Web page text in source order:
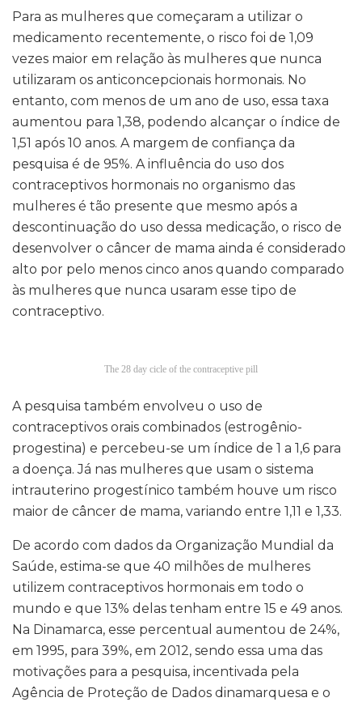
Para as mulheres que começaram a utilizar o
medicamento recentemente, o risco foi de 1,09
vezes maior em relação às mulheres que nunca
utilizaram os anticoncepcionais hormonais. No
entanto, com menos de um ano de uso, essa taxa
aumentou para 1,38, podendo alcançar o índice de
1,51 após 10 anos. A margem de confiança da
pesquisa é de 95%. A influência do uso dos
contraceptivos hormonais no organismo das
mulheres é tão presente que mesmo após a
descontinuação do uso dessa medicação, o risco de
desenvolver o câncer de mama ainda é considerado
alto por pelo menos cinco anos quando comparado
às mulheres que nunca usaram esse tipo de
contraceptivo.
The 28 day cicle of the contraceptive pill
A pesquisa também envolveu o uso de
contraceptivos orais combinados (estrogênio-
progestina) e percebeu-se um índice de 1 a 1,6 para
a doença. Já nas mulheres que usam o sistema
intrauterino progestínico também houve um risco
maior de câncer de mama, variando entre 1,11 e 1,33.
De acordo com dados da Organização Mundial da
Saúde, estima-se que 40 milhões de mulheres
utilizem contraceptivos hormonais em todo o
mundo e que 13% delas tenham entre 15 e 49 anos.
Na Dinamarca, esse percentual aumentou de 24%,
em 1995, para 39%, em 2012, sendo essa uma das
motivações para a pesquisa, incentivada pela
Agência de Proteção de Dados dinamarquesa e o